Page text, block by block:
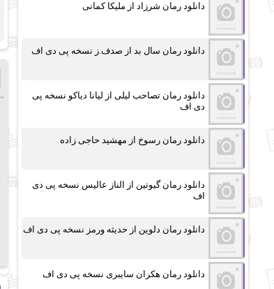
دانلود رمان شرزاد از ملیکا کمانی
دانلود رمان سال بد از صدف.ز نسخه پی دی اف
دانلود رمان تصاحب لیلی از لیانا دیاکو نسخه پی
دی اف
دانلود رمان رسوخ از مهشید حاجی زاده
دانلود رمان گیوتین از الناز عالیس نسخه پی دی
اف
دانلود رمان دلوین از حدیثه ورمز نسخه پی دی اف
دانلود رمان هکران سایبری نسخه پی دی اف